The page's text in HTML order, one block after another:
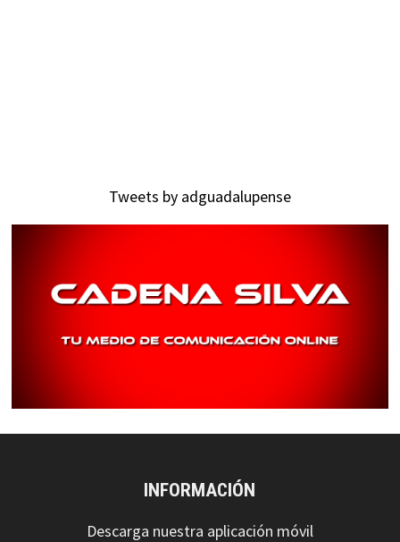
Tweets by adguadalupense
INFORMACIÓN
Descarga nuestra aplicación móvil